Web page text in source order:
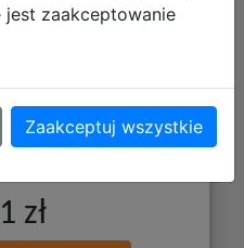
zł
jest zaakceptowanie
Zaakceptuj wszystkie